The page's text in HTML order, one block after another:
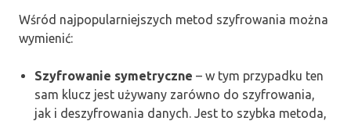
Wśród najpopularniejszych metod szyfrowania można
wymienić:
Szyfrowanie symetryczne – w tym przypadku ten
sam klucz jest używany zarówno do szyfrowania,
jak i deszyfrowania danych. Jest to szybka metoda,